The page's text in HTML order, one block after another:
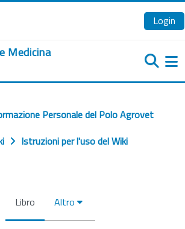
Login
Medicina
Personale del Polo Agrovet
Istruzioni per l'uso del Wiki
Libro Altro